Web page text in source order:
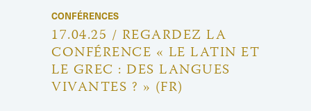
CONFÉRENCES
17.04.25 / REGARDEZ LA
CONFÉRENCE « LE LATIN ET
LE GREC : DES LANGUES
VIVANTES ? » (FR)